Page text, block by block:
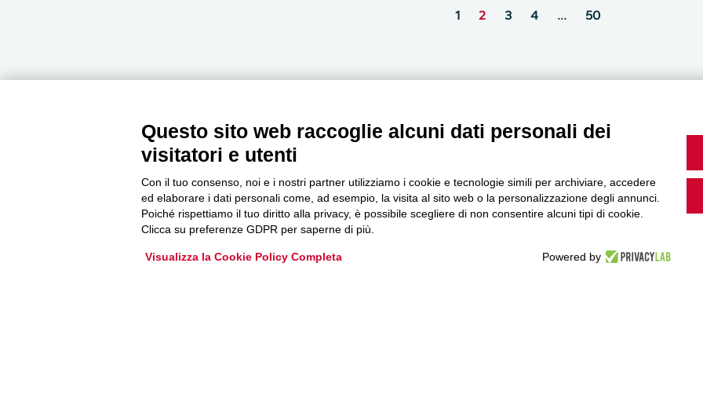
1 2 3 4 … 50
Newsletter
Accedi o iscriviti alla nostra Newsletter Legacoop
Informazioni per restare sempre aggiornati sul
mondo della cooperazione.
MultiMedia
Guarda i nostri video, storie e webinar.
Questo sito web raccoglie alcuni dati personali dei
visitatori e utenti
Con il tuo consenso, noi e i nostri partner utilizziamo i cookie e tecnologie simili per archiviare, accedere
ed elaborare i dati personali come, ad esempio, la visita al sito web o la personalizzazione degli annunci.
Poiché rispettiamo il tuo diritto alla privacy, è possibile scegliere di non consentire alcuni tipi di cookie.
Clicca su preferenze GDPR per saperne di più.
Visualizza la Cookie Policy Completa Powered by